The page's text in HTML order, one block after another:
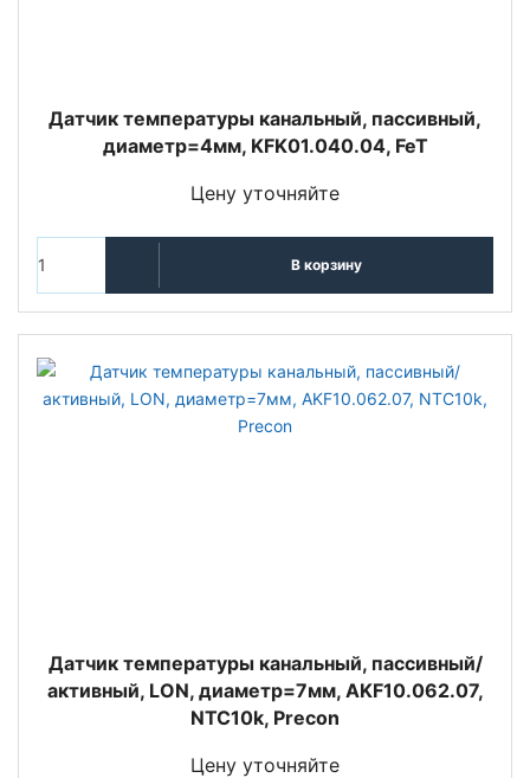
Датчик температуры канальный, пассивный,
диаметр=4мм, KFK01.040.04, FeT
Цену уточняйте
В корзину
Датчик температуры канальный, пассивный/
активный, LON, диаметр=7мм, AKF10.062.07,
NTC10k, Precon
Цену уточняйте